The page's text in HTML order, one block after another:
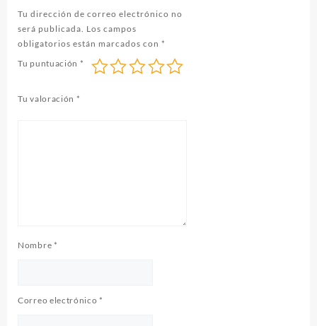
Tu dirección de correo electrónico no
será publicada. Los campos
obligatorios están marcados con *
Tu puntuación *
Tu valoración *
Nombre *
Correo electrónico *